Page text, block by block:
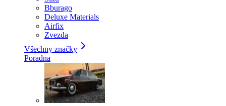
Bburago
Deluxe Materials
Airfix
Zvezda
Všechny značky
Poradna